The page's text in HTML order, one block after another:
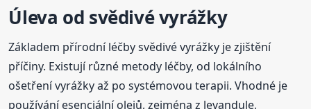
Úleva od svědivé vyrážky
Základem přírodní léčby svědivé vyrážky je zjištění
příčiny. Existují různé metody léčby, od lokálního
ošetření vyrážky až po systémovou terapii. Vhodné je
používání esenciální olejů, zejména z levandule,